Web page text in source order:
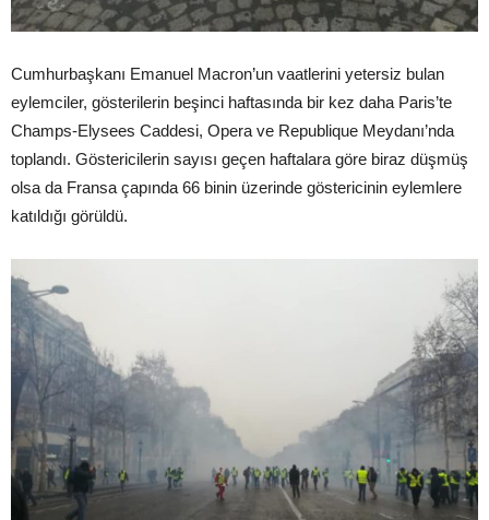
Cumhurbaşkanı Emanuel Macron’un vaatlerini yetersiz bulan
eylemciler, gösterilerin beşinci haftasında bir kez daha Paris’te
Champs-Elysees Caddesi, Opera ve Republique Meydanı’nda
toplandı. Göstericilerin sayısı geçen haftalara göre biraz düşmüş
olsa da Fransa çapında 66 binin üzerinde göstericinin eylemlere
katıldığı görüldü.